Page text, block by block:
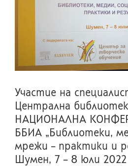
Участие на
Централна
НАЦИОНАЛНА
ББИА „Библиотеки,
мрежи – практики и
Шумен, 7 – 8 юли 2022